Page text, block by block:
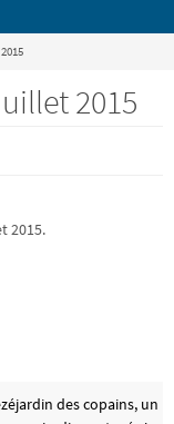
2015
2015.
des copains, un